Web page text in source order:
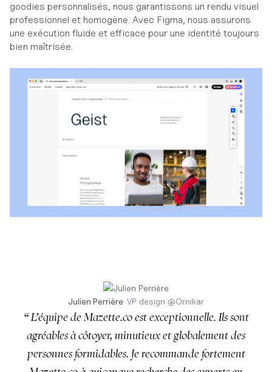
goodies personnalisés, nous garantissons un rendu visuel
professionnel et homogène. Avec Figma, nous assurons
une exécution fluide et efficace pour une identité toujours
bien maîtrisée.
Julien Perrière VP design @Ornikar
“ L’équipe de Mazette.co est exceptionnelle. Ils sont
agréables à côtoyer, minutieux et globalement des
personnes formidables. Je recommande fortement